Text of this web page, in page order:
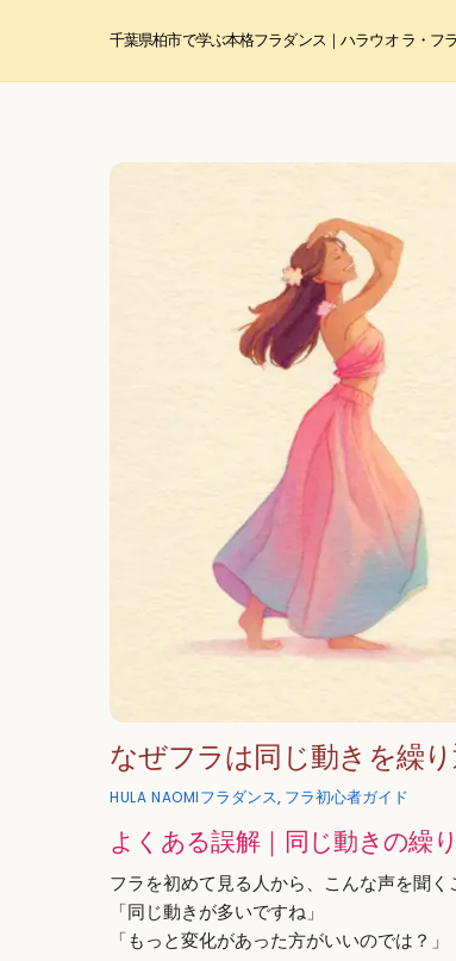
千葉県柏市で学ぶ本格フラダンス｜ハラウ オ ラ・フ
なぜフラは同じ動きを繰
HULA NAOMIフラダンス, フラ初心者ガイド
よくある誤解｜同じ動きの繰
フラを初めて見る人から、こんな声を聞く
「同じ動きが多いですね」
「もっと変化があった方がいいのでは？」